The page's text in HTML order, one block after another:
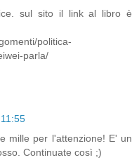
sul sito il link al libro è
politica-
parla/
mille per l'attenzione! E' un
Continuate così ;)